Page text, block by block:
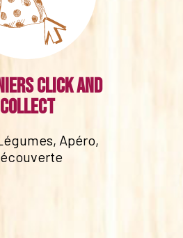
click and
collect
Apéro,